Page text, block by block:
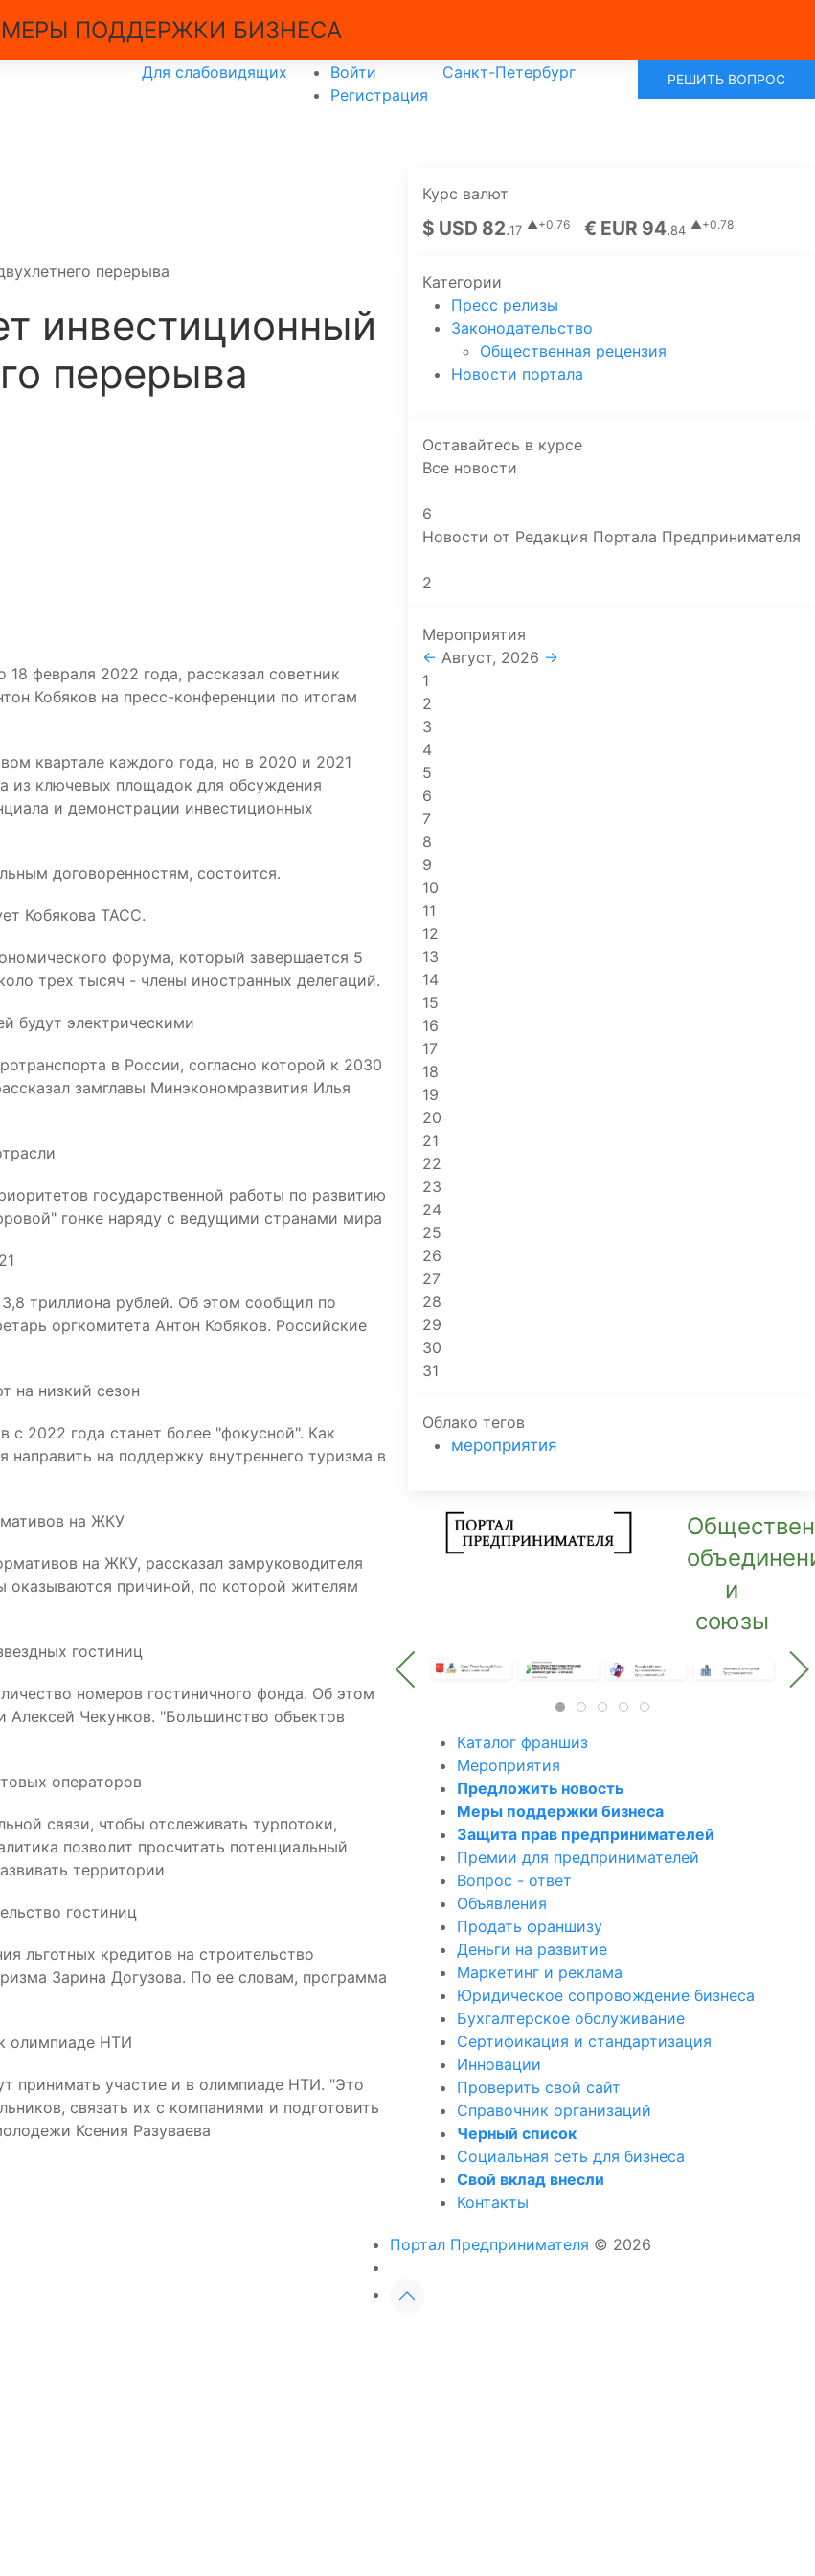
МЕРЫ ПОДДЕРЖКИ БИЗНЕСА
Для слабовидящих
Войти
Регистрация
Санкт-Петербург РЕШИТЬ ВОПРОС
перерыва
инвестиционный
перерыва
февраля 2022 года, рассказал советник
Кобяков на пресс-конференции по итогам
квартале каждого года, но в 2020 и 2021
из ключевых площадок для обсуждения
и демонстрации инвестиционных
договоренностям, состоится.
Кобякова ТАСС.
форума, который завершается 5
трех тысяч - члены иностранных делегаций.
будут электрическими
в России, согласно которой к 2030
замглавы Минэкономразвития Илья
государственной работы по развитию
гонке наряду с ведущими странами мира
триллиона рублей. Об этом сообщил по
оргкомитета Антон Кобяков. Российские
на низкий сезон
с 2022 года станет более "фокусной". Как
направить на поддержку внутреннего туризма в
на ЖКУ
на ЖКУ, рассказал замруководителя
оказываются причиной, по которой жителям
гостиниц
номеров гостиничного фонда. Об этом
Чекунков. "Большинство объектов
операторов
связи, чтобы отслеживать турпотоки,
позволит просчитать потенциальный
территории
гостиниц
льготных кредитов на строительство
Зарина Догузова. По ее словам, программа
олимпиаде НТИ
принимать участие и в олимпиаде НТИ. "Это
связать их с компаниями и подготовить
Ксения Разуваева
Курс валют
$ USD 82.17 ▲+0.76 € EUR 94.84 ▲+0.78
Категории
Пресс релизы
Законодательство
Общественная рецензия
Новости портала
Оставайтесь в курсе
Все новости
6
Новости от Редакция Портала Предпринимателя
2
Мероприятия
← Август, 2026 →
1
2
3
4
5
6
7
8
9
10
11
12
13
14
15
16
17
18
19
20
21
22
23
24
25
26
27
28
29
30
31
Облако тегов
мероприятия
и
союзы
Каталог франшиз
Мероприятия
Предложить новость
Меры поддержки бизнеса
Защита прав предпринимателей
Премии для предпринимателей
Вопрос - ответ
Объявления
Продать франшизу
Деньги на развитие
Маркетинг и реклама
Юридическое сопровождение бизнеса
Бухгалтерское обслуживание
Сертификация и стандартизация
Инновации
Проверить свой сайт
Справочник организаций
Черный список
Социальная сеть для бизнеса
Свой вклад внесли
Контакты
Портал Предпринимателя © 2026